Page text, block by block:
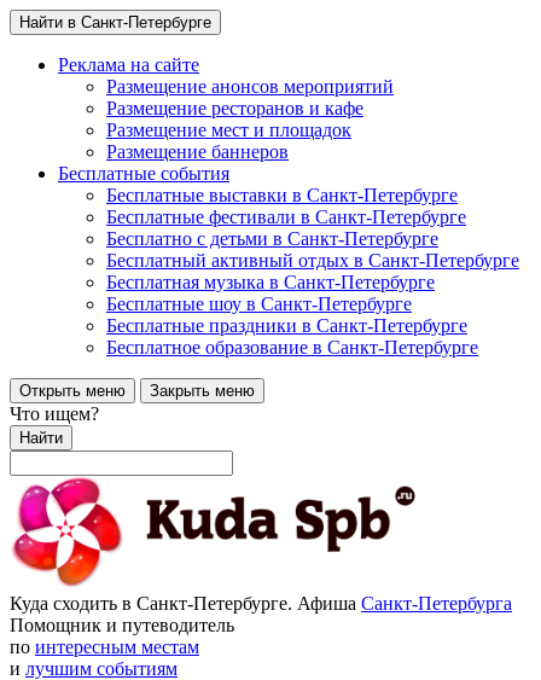
Найти в Санкт-Петербурге
Реклама на сайте
Размещение анонсов мероприятий
Размещение ресторанов и кафе
Размещение мест и площадок
Размещение баннеров
Бесплатные события
Бесплатные выставки в Санкт-Петербурге
Бесплатные фестивали в Санкт-Петербурге
Бесплатно с детьми в Санкт-Петербурге
Бесплатный активный отдых в Санкт-Петербурге
Бесплатная музыка в Санкт-Петербурге
Бесплатные шоу в Санкт-Петербурге
Бесплатные праздники в Санкт-Петербурге
Бесплатное образование в Санкт-Петербурге
Открыть меню Закрыть меню
Что ищем?
Найти
Куда сходить в Санкт-Петербурге. Афиша Санкт-Петербурга
Помощник и путеводитель
по интересным местам
и лучшим событиям